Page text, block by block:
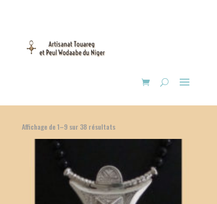
Affichage de 1–9 sur 38 résultats